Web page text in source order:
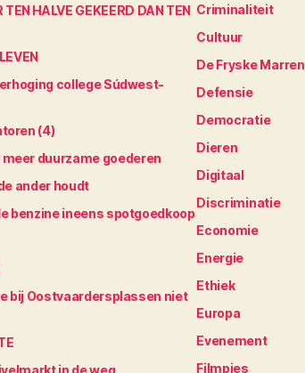
HALVE GEKEERD DAN TEN
college Súdwest-
(4)
duurzame goederen
ander houdt
benzine ineens spotgoedkoop
bij Oostvaardersplassen niet
in de weg
Criminaliteit
Cultuur
De Fryske Marren
Defensie
Democratie
Dieren
Digitaal
Discriminatie
Economie
Energie
Ethiek
Europa
Evenement
Filmpjes